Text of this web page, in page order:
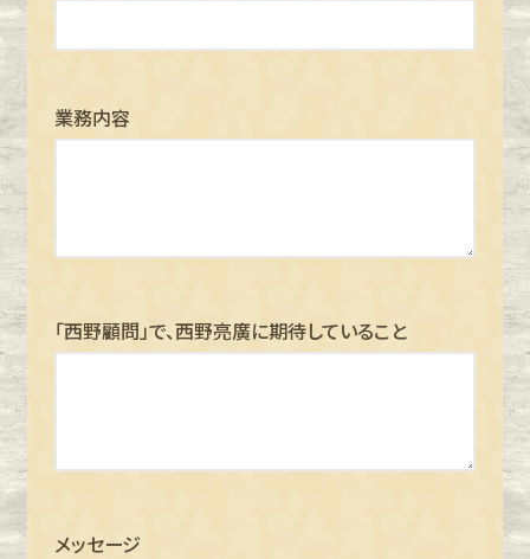
業務内容
「西野顧問」で、西野亮廣に期待していること
メッセージ